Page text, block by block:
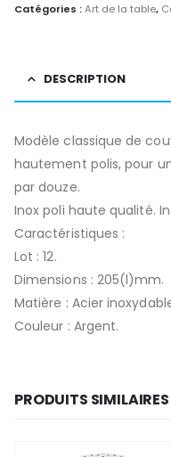
Catégories :Art de la table,
DESCRIPTION
Modèle classique de
hautement polis, pour
par douze.
Inox poli haute qualité.
Caractéristiques :
Lot : 12.
Dimensions : 205(l)mm.
Matière : Acier
Couleur : Argent.
PRODUITS SIMILAIRES